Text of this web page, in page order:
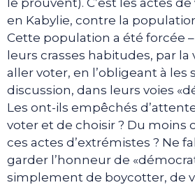
en Kabylie, contre la
Cette population a été forcée
leurs crasses habitudes, par la
aller voter, en l’obligeant à les
discussion, dans leurs voies
Les ont-ils empêchés
voter et de choisir ? Du moins
ces actes d’extrémistes ? Ne
garder l’honneur de
simplement de boycotter, de